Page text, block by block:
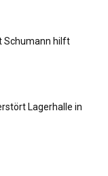
Schumann hilft
Lagerhalle in